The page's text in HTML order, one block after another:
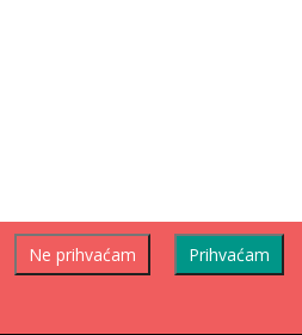
Prihvaćam
Ne prihvaćam